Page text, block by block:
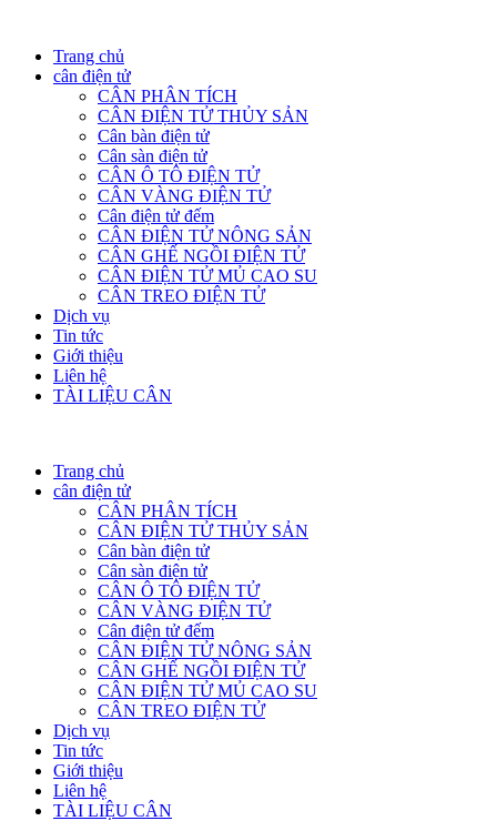
Trang chủ
cân điện tử
CÂN PHÂN TÍCH
CÂN ĐIỆN TỬ THỦY SẢN
Cân bàn điện tử
Cân sàn điện tử
CÂN Ô TÔ ĐIỆN TỬ
CÂN VÀNG ĐIỆN TỬ
Cân điện tử đếm
CÂN ĐIỆN TỬ NÔNG SẢN
CÂN GHẾ NGỒI ĐIỆN TỬ
CÂN ĐIỆN TỬ MỦ CAO SU
CÂN TREO ĐIỆN TỬ
Dịch vụ
Tin tức
Giới thiệu
Liên hệ
TÀI LIỆU CÂN
Trang chủ
cân điện tử
CÂN PHÂN TÍCH
CÂN ĐIỆN TỬ THỦY SẢN
Cân bàn điện tử
Cân sàn điện tử
CÂN Ô TÔ ĐIỆN TỬ
CÂN VÀNG ĐIỆN TỬ
Cân điện tử đếm
CÂN ĐIỆN TỬ NÔNG SẢN
CÂN GHẾ NGỒI ĐIỆN TỬ
CÂN ĐIỆN TỬ MỦ CAO SU
CÂN TREO ĐIỆN TỬ
Dịch vụ
Tin tức
Giới thiệu
Liên hệ
TÀI LIỆU CÂN